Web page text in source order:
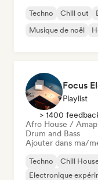
Techno Chill out
Musique de noël
Focus
Playlist
> 1400
Afro House /
Drum and Bass
Ajouter dans ma/
Techno Chill
Electronique